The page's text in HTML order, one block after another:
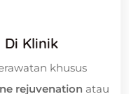
Di Klinik
khusus
rejuvenation atau